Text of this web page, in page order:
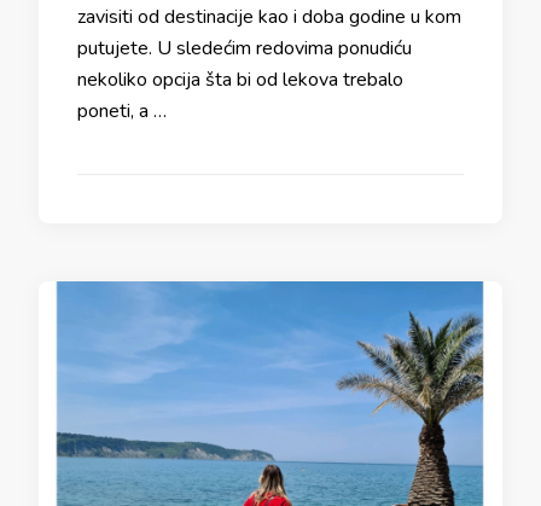
zavisiti od destinacije kao i doba godine u kom
putujete. U sledećim redovima ponudiću
nekoliko opcija šta bi od lekova trebalo
poneti, a …